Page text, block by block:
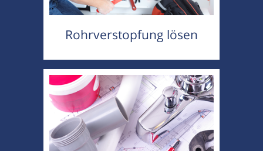
Rohrverstopfung lösen